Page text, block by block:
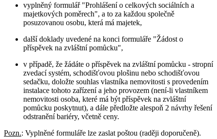
vyplněný formulář "Prohlášení o celkových sociálních a
majetkových poměrech", a to za každou společně
posuzovanou osobu, která má majetek,
další doklady uvedené na konci formuláře "Žádost o
příspěvek na zvláštní pomůcku",
v případě, že žádáte o příspěvek na zvláštní pomůcku - stropní
zvedací systém, schodišťovou plošinu nebo schodišťovou
sedačku, doložte souhlas vlastníka nemovitosti s provedením
instalace tohoto zařízení a jeho provozem (není-li vlastníkem
nemovitosti osoba, které má být příspěvek na zvláštní
pomůcku poskytnut), a dále předložte alespoň 2 návrhy řešení
odstranění bariéry, včetně ceny.
Pozn.: Vyplněné formuláře lze zaslat poštou (raději doporučeně).